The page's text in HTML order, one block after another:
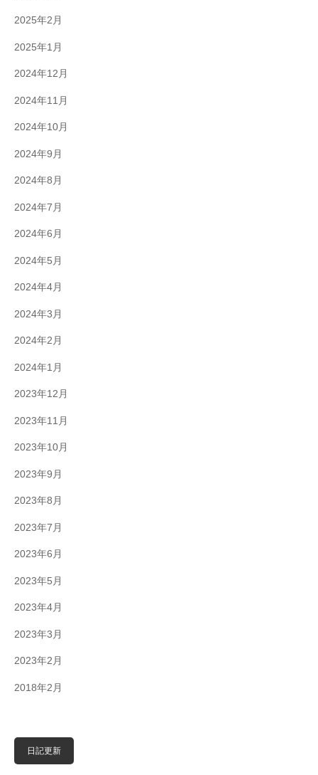
2025年2月
2025年1月
2024年12月
2024年11月
2024年10月
2024年9月
2024年8月
2024年7月
2024年6月
2024年5月
2024年4月
2024年3月
2024年2月
2024年1月
2023年12月
2023年11月
2023年10月
2023年9月
2023年8月
2023年7月
2023年6月
2023年5月
2023年4月
2023年3月
2023年2月
2018年2月
日記更新